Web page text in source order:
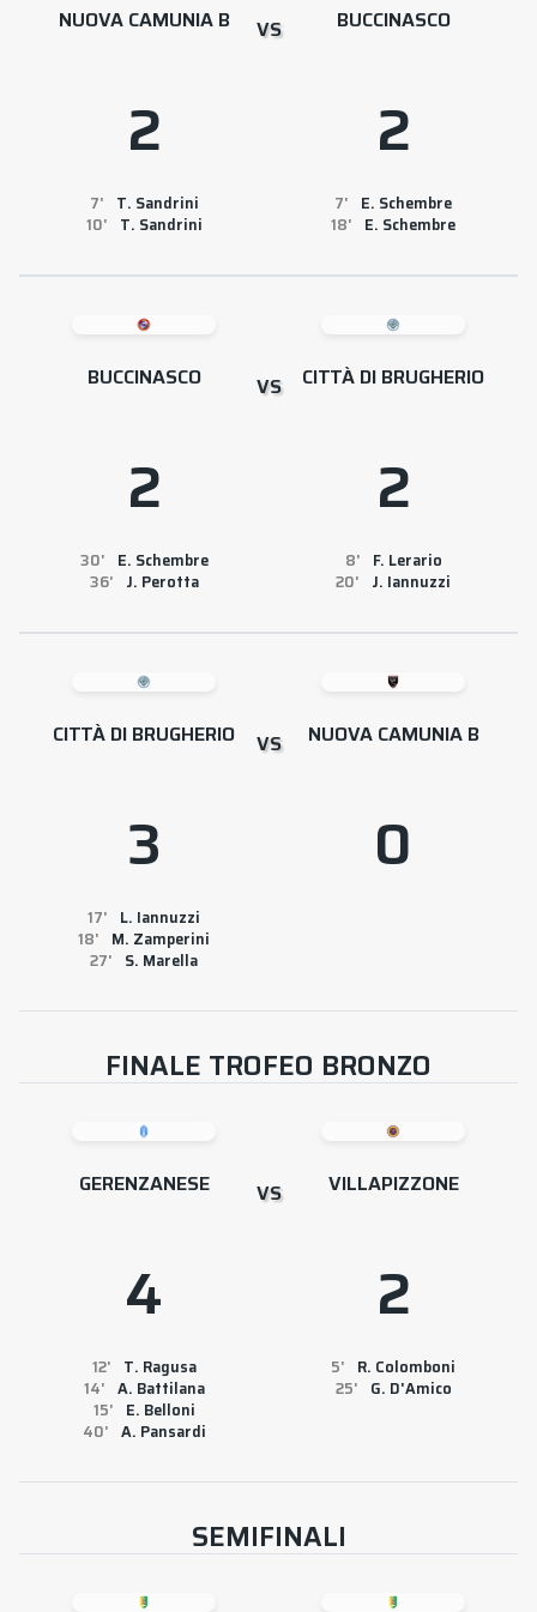
NUOVA CAMUNIA B
2
7
T. Sandrini
10
T. Sandrini
VS BUCCINASCO
2
7
E. Schembre
18
E. Schembre
BUCCINASCO
2
30
E. Schembre
36
J. Perotta
VS CITTÀ DI BRUGHERIO
2
8
F. Lerario
20
J. Iannuzzi
CITTÀ DI BRUGHERIO
3
17
L. Iannuzzi
18
M. Zamperini
27
S. Marella
VS NUOVA CAMUNIA B
0
FINALE TROFEO BRONZO
GERENZANESE
4
12
T. Ragusa
14
A. Battilana
15
E. Belloni
40
A. Pansardi
VS VILLAPIZZONE
2
5
R. Colomboni
25
G. D'Amico
SEMIFINALI